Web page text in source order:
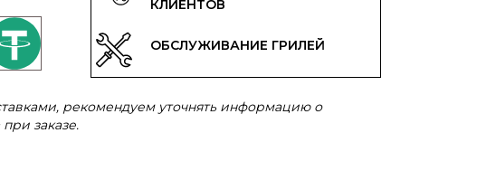
КЛИЕНТОВ
ОБСЛУЖИВАНИЕ ГРИЛЕЙ
рекомендуем уточнять информацию о
заказе.